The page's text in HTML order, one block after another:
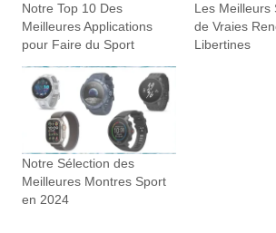
Notre Top 10 Des
Meilleures Applications
pour Faire du Sport
Les Meilleurs
de Vraies
Libertines
Notre Sélection des
Meilleures Montres Sport
en 2024